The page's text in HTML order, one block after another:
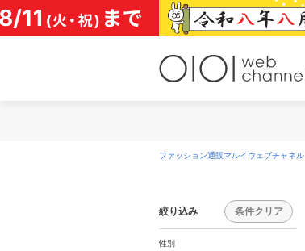
コ
ン
テ
ファッション通販マルイウェブチャネル
絞り込み 条件クリア
性別